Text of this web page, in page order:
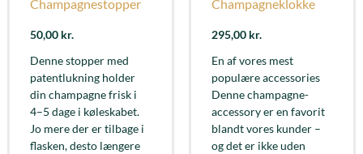
Champagnestopper
50,00 kr.
Denne stopper med
patentlukning holder
din champagne frisk i
4–5 dage i køleskabet.
Jo mere der er tilbage i
flasken, desto længere
Champagneklokke
295,00 kr.
En af vores mest
populære accessories
Denne champagne-
accessory er en favorit
blandt vores kunder –
og det er ikke uden